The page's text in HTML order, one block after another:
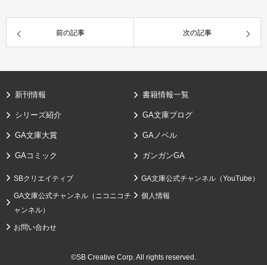
前の記事 次の記事
新刊情報 書籍情報一覧
シリーズ紹介 GA文庫ブログ
GA文庫大賞 GAノベル
GAコミック ガンガンGA
SBクリエイティブ GA文庫公式チャンネル（YouTube）
GA文庫公式チャンネル（ニコニコチ
ャンネル）
個人情報
お問い合わせ
©SB Creative Corp. All rights reserved.